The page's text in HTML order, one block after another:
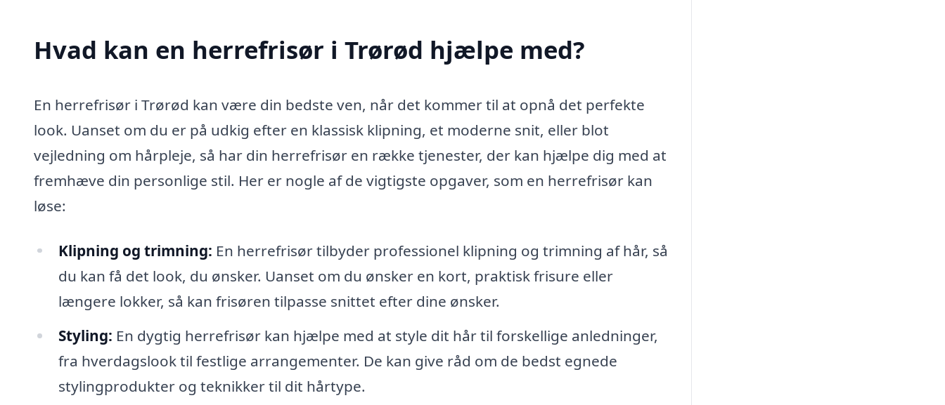
Hvad kan en herrefrisør i Trørød hjælpe med?
En herrefrisør i Trørød kan være din bedste ven, når det kommer til at opnå det perfekte
look. Uanset om du er på udkig efter en klassisk klipning, et moderne snit, eller blot
vejledning om hårpleje, så har din herrefrisør en række tjenester, der kan hjælpe dig med at
fremhæve din personlige stil. Her er nogle af de vigtigste opgaver, som en herrefrisør kan
løse:
Klipning og trimning: En herrefrisør tilbyder professionel klipning og trimning af hår, så
du kan få det look, du ønsker. Uanset om du ønsker en kort, praktisk frisure eller
længere lokker, så kan frisøren tilpasse snittet efter dine ønsker.
Styling: En dygtig herrefrisør kan hjælpe med at style dit hår til forskellige anledninger,
fra hverdagslook til festlige arrangementer. De kan give råd om de bedst egnede
stylingprodukter og teknikker til dit hårtype.